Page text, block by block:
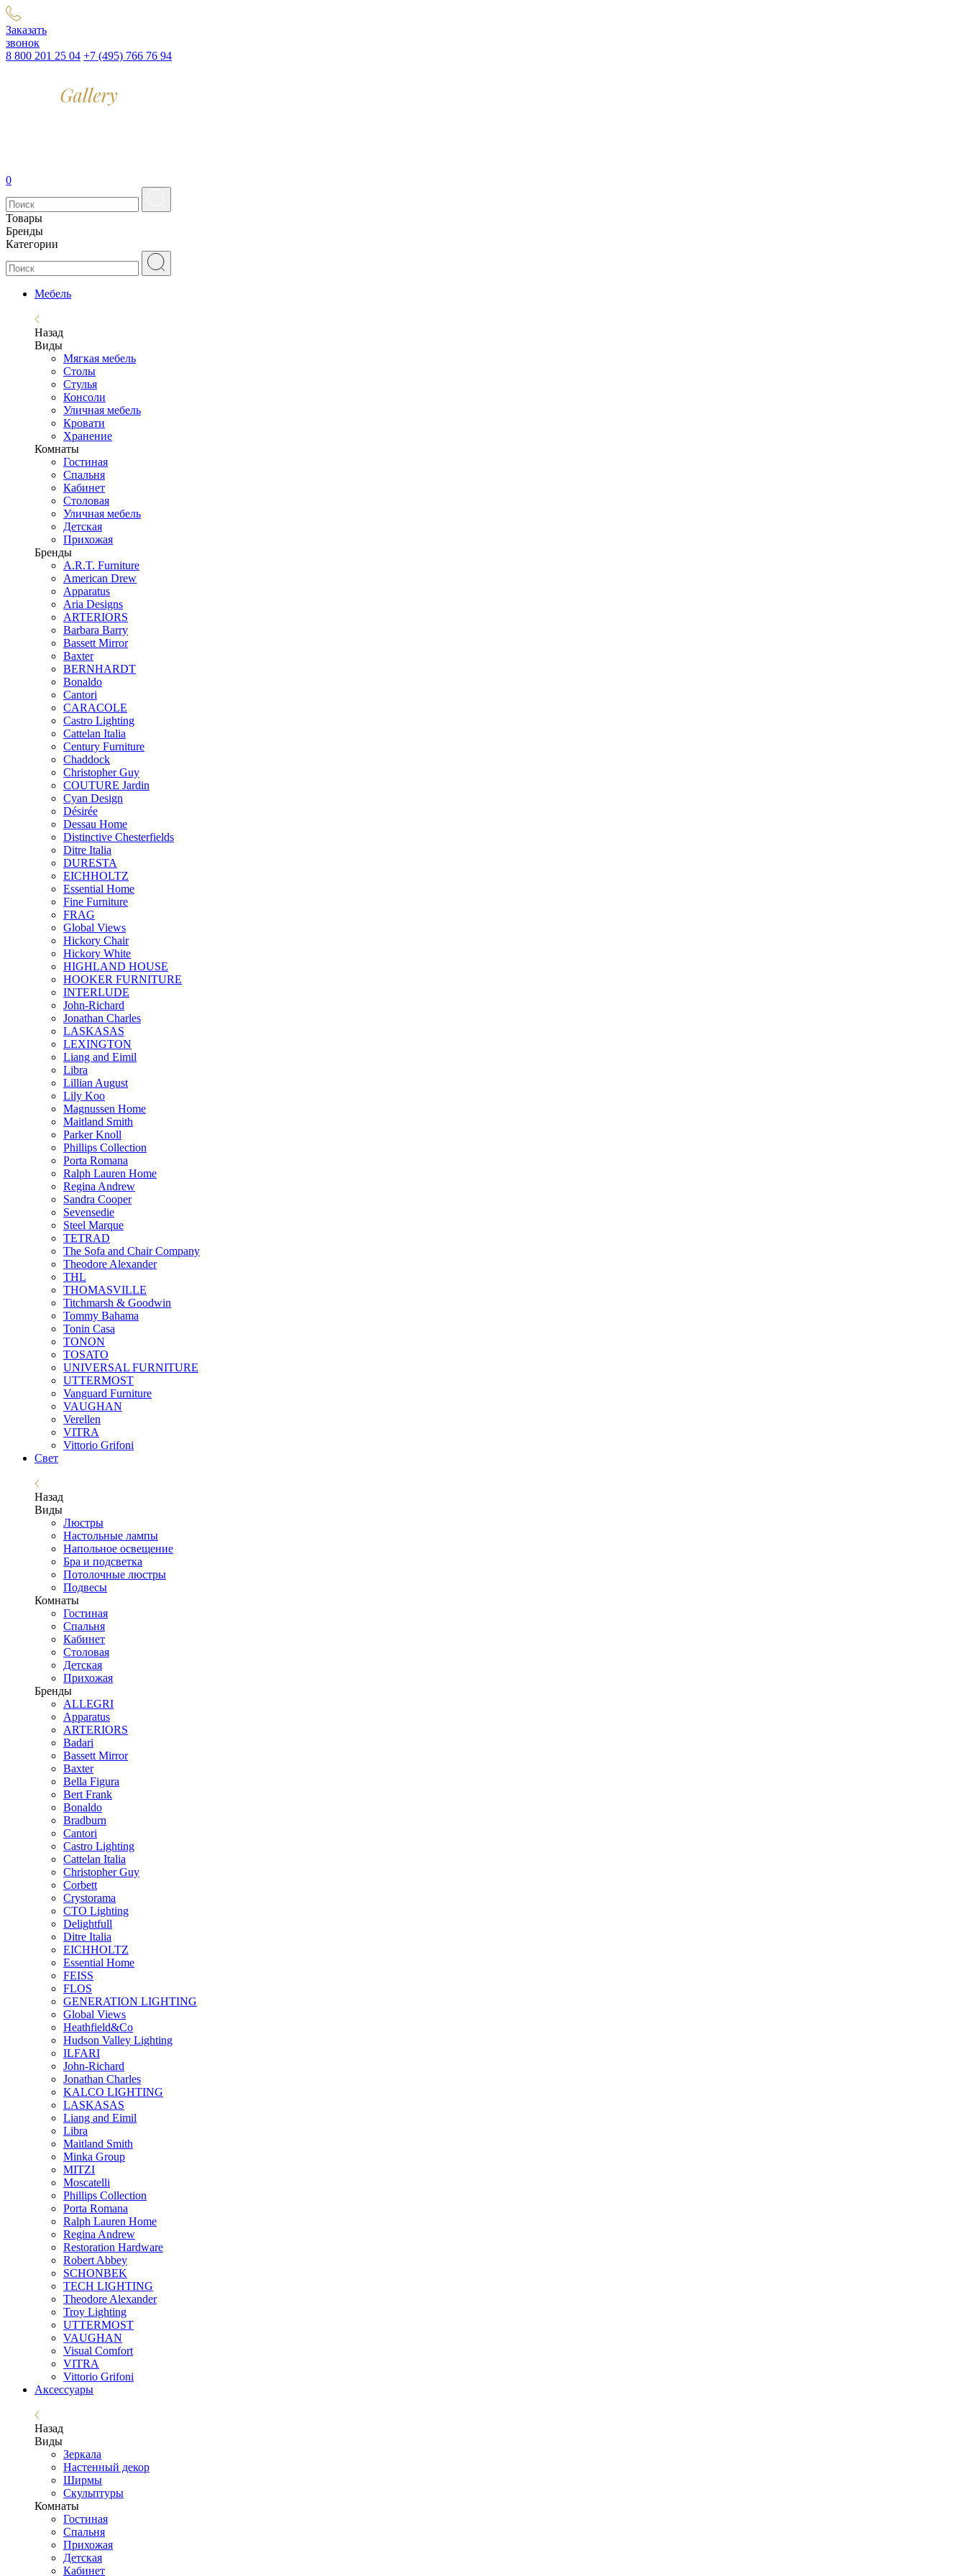
Заказать
звонок
8 800 201 25 04 +7 (495) 766 76 94
0
Товары
Бренды
Категории
Мебель
Назад
Виды
Мягкая мебель
Столы
Стулья
Консоли
Уличная мебель
Кровати
Хранение
Комнаты
Гостиная
Спальня
Кабинет
Столовая
Уличная мебель
Детская
Прихожая
Бренды
A.R.T. Furniture
American Drew
Apparatus
Aria Designs
ARTERIORS
Barbara Barry
Bassett Mirror
Baxter
BERNHARDT
Bonaldo
Cantori
CARACOLE
Castro Lighting
Cattelan Italia
Century Furniture
Chaddock
Christopher Guy
COUTURE Jardin
Cyan Design
Désirée
Dessau Home
Distinctive Chesterfields
Ditre Italia
DURESTA
EICHHOLTZ
Essential Home
Fine Furniture
FRAG
Global Views
Hickory Chair
Hickory White
HIGHLAND HOUSE
HOOKER FURNITURE
INTERLUDE
John-Richard
Jonathan Charles
LASKASAS
LEXINGTON
Liang and Eimil
Libra
Lillian August
Lily Koo
Magnussen Home
Maitland Smith
Parker Knoll
Phillips Collection
Porta Romana
Ralph Lauren Home
Regina Andrew
Sandra Cooper
Sevensedie
Steel Marque
TETRAD
The Sofa and Chair Company
Theodore Alexander
THL
THOMASVILLE
Titchmarsh & Goodwin
Tommy Bahama
Tonin Casa
TONON
TOSATO
UNIVERSAL FURNITURE
UTTERMOST
Vanguard Furniture
VAUGHAN
Verellen
VITRA
Vittorio Grifoni
Свет
Назад
Виды
Люстры
Настольные лампы
Напольное освещение
Бра и подсветка
Потолочные люстры
Подвесы
Комнаты
Гостиная
Спальня
Кабинет
Столовая
Детская
Прихожая
Бренды
ALLEGRI
Apparatus
ARTERIORS
Badari
Bassett Mirror
Baxter
Bella Figura
Bert Frank
Bonaldo
Bradburn
Cantori
Castro Lighting
Cattelan Italia
Christopher Guy
Corbett
Crystorama
CTO Lighting
Delightfull
Ditre Italia
EICHHOLTZ
Essential Home
FEISS
FLOS
GENERATION LIGHTING
Global Views
Heathfield&Co
Hudson Valley Lighting
ILFARI
John-Richard
Jonathan Charles
KALCO LIGHTING
LASKASAS
Liang and Eimil
Libra
Maitland Smith
Minka Group
MITZI
Moscatelli
Phillips Collection
Porta Romana
Ralph Lauren Home
Regina Andrew
Restoration Hardware
Robert Abbey
SCHONBEK
TECH LIGHTING
Theodore Alexander
Troy Lighting
UTTERMOST
VAUGHAN
Visual Comfort
VITRA
Vittorio Grifoni
Аксессуары
Назад
Виды
Зеркала
Настенный декор
Ширмы
Скульптуры
Комнаты
Гостиная
Спальня
Прихожая
Детская
Кабинет